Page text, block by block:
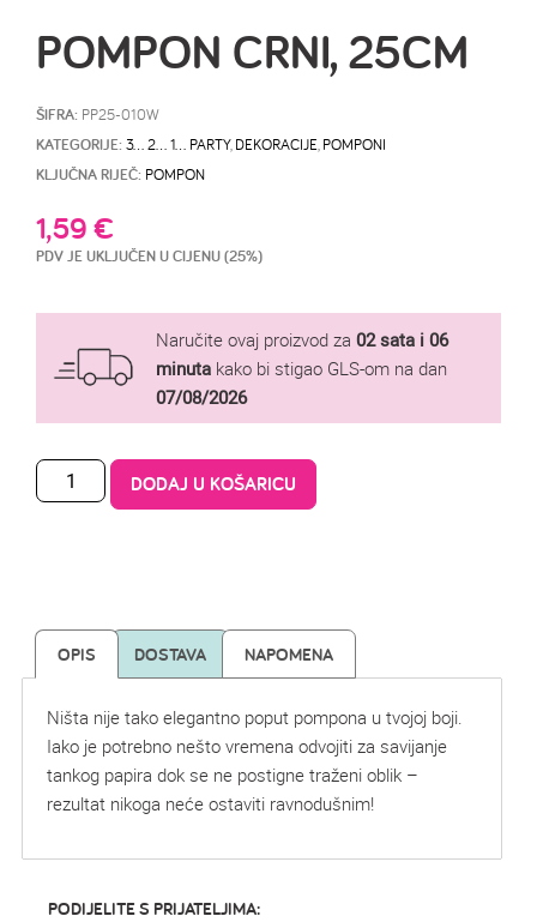
POMPON CRNI, 25CM
ŠIFRA: PP25-010W
KATEGORIJE: 3… 2… 1… PARTY,DEKORACIJE,POMPONI
KLJUČNA RIJEČ: POMPON
1,59€
PDV JE UKLJUČEN U CIJENU (25%)
Naručite ovaj proizvod za 02 sata i 06
minuta kako bi stigao GLS-om na dan
07/08/2026
DODAJ U KOŠARICU
OPIS DOSTAVA NAPOMENA
Ništa nije tako elegantno poput pompona u tvojoj boji.
Iako je potrebno nešto vremena odvojiti za savijanje
tankog papira dok se ne postigne traženi oblik –
rezultat nikoga neće ostaviti ravnodušnim!
PODIJELITE S PRIJATELJIMA: